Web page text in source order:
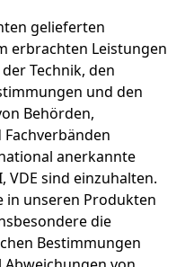
gelieferten
erbrachten Leistungen
Technik, den
und den
Behörden,
anerkannte
VDE sind einzuhalten.
in unseren Produkten
die
Bestimmungen